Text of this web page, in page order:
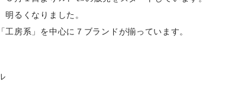
明るくなりました。
工房系」を中心に７ブランドが揃っています。